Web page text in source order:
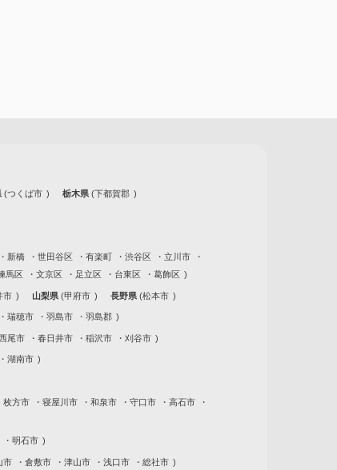
つくば市 栃木県 下都賀郡
新橋 世田谷区 有楽町 渋谷区
立川市
馬区 文京区 足立区 台東区 葛飾区
市 山梨県 甲府市 長野県 松本市
瑞穂市 羽島市 羽島郡
尾市 春日井市 稲沢市 刈谷市
湖南市
枚方市 寝屋川市 和泉市 守口市
高石市
明石市
市 倉敷市 津山市 浅口市 総社市